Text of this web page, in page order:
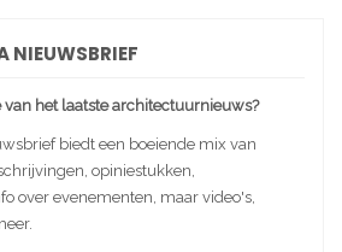
NIEUWSBRIEF
van het laatste architectuurnieuws?
biedt een boeiende mix van
opiniestukken,
over evenementen, maar video's,